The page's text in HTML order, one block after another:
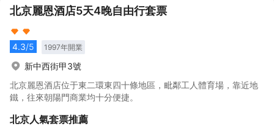
北京麗恩酒店5天4晚自由行套票
4.3/5 1997年開業
新中西街甲3號
北京麗恩酒店位于東二環東四十條地區，毗鄰工人體育場，靠近地
鐵，往來朝陽門商業均十分便捷。
北京人氣套票推薦